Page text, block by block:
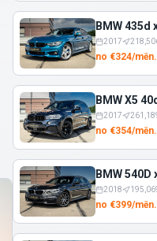
BMW
2017
no €324/mēn.
BMW X5
2017
no €354/mēn.
BMW
2018
no €399/mēn.